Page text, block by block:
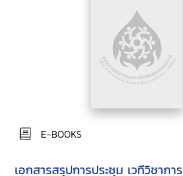
E-BOOKS
เอกสารสรุปการประชุม เวทีวิชาการ